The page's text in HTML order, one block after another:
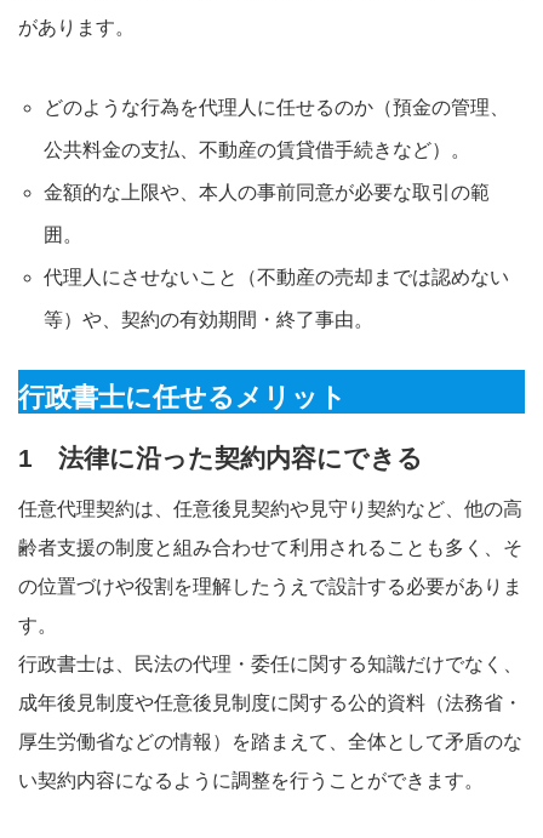
があります。
どのような行為を代理人に任せるのか（預金の管理、
公共料金の支払、不動産の賃貸借手続きなど）。
金額的な上限や、本人の事前同意が必要な取引の範
囲。
代理人にさせないこと（不動産の売却までは認めない
等）や、契約の有効期間・終了事由。
行政書士に任せるメリット
1 法律に沿った契約内容にできる
任意代理契約は、任意後見契約や見守り契約など、他の高
齢者支援の制度と組み合わせて利用されることも多く、そ
の位置づけや役割を理解したうえで設計する必要がありま
す。
行政書士は、民法の代理・委任に関する知識だけでなく、
成年後見制度や任意後見制度に関する公的資料（法務省・
厚生労働省などの情報）を踏まえて、全体として矛盾のな
い契約内容になるように調整を行うことができます。